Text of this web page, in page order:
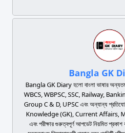
Bangla GK
Bangla GK Diary হলো বাংলা ভাষার অন্যতম
WBCS, WBPSC, SSC, Railway,
Group C & D, UPSC এবং অন্যান্য
Knowledge (GK), Current Affairs,
এবং পরীক্ষার গুরুত্বপূর্ণ আপডেট নিয়মিত